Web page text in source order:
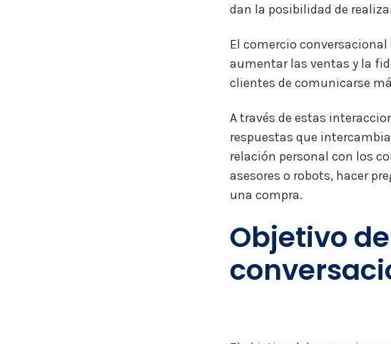
dan la posibilidad de
El comercio
aumentar las ventas y la
clientes de comunicarse
A través de estas
respuestas que
relación personal con los
asesores o robots, hacer
una compra.
Objetivo